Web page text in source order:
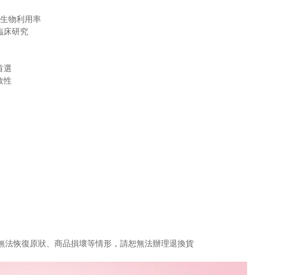
物利用率
床研究
選
性
恢復原狀、商品損壞等情形，請恕無法辦理退換貨